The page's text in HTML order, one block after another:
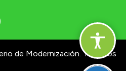
de Modernización. Términos